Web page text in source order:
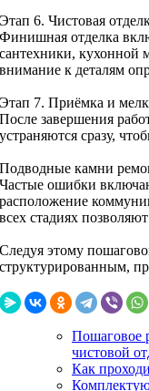
Этап 6. Чистовая
Финишная отделка
сантехники, кухонной
внимание к деталям
Этап 7. Приёмка и
После завершения
устраняются сразу,
Подводные камни
Частые ошибки
расположение
всех стадиях
Следуя этому
структурированным,
Пошаговое
чистовой
Как